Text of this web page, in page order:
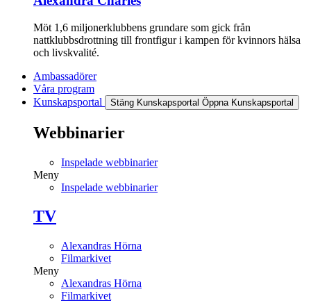
Möt 1,6 miljonerklubbens grundare som gick från
nattklubbsdrottning till frontfigur i kampen för kvinnors hälsa
och livskvalité.
Ambassadörer
Våra program
Kunskapsportal
Stäng Kunskapsportal Öppna Kunskapsportal
Webbinarier
Inspelade webbinarier
Meny
Inspelade webbinarier
TV
Alexandras Hörna
Filmarkivet
Meny
Alexandras Hörna
Filmarkivet